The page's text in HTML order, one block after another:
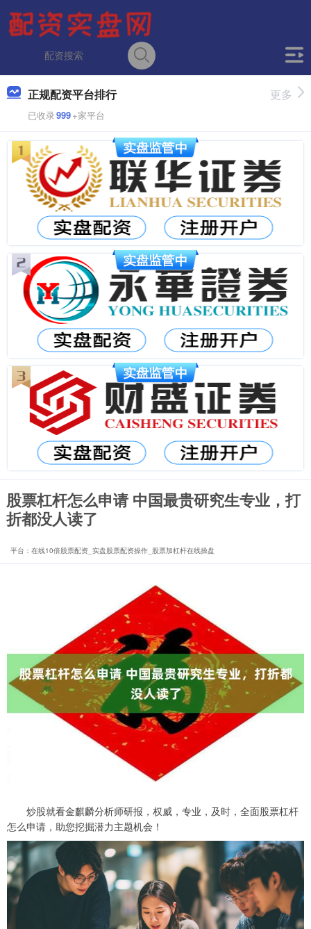
正规配资平台排行
已收录999+家平台
更多
股票杠杆怎么申请 中国最贵研究生专业，打
折都没人读了
平台：在线10倍股票配资_实盘股票配资操作_股票加杠杆在线操盘
炒股就看金麒麟分析师研报，权威，专业，及时，全面股票杠杆
怎么申请，助您挖掘潜力主题机会！